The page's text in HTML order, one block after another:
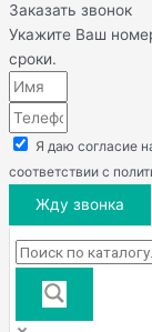
Заказать звонок
Укажите Ваш
сроки.
Я даю согласие
соответствии с
Жду звонка